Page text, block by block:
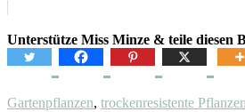
Unterstütze Miss Minze & teile diesen
Gartenpflanzen, trockenresistente Pflanzen